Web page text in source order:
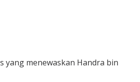
yang menewaskan Handra bin